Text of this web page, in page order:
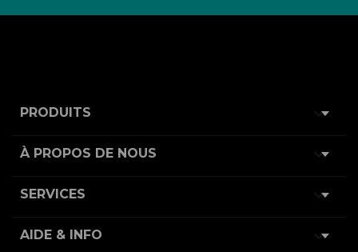
PRODUITS 
À PROPOS DE NOUS 
SERVICES 
AIDE & INFO 